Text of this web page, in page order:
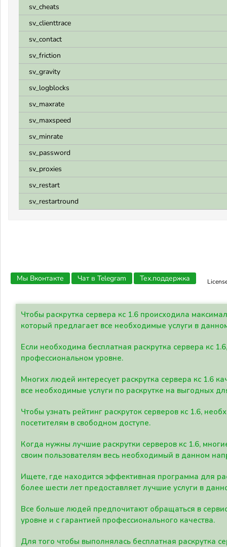
sv_cheats
sv_clienttrace
sv_contact
sv_friction
sv_gravity
sv_logblocks
sv_maxrate
sv_maxspeed
sv_minrate
sv_password
sv_proxies
sv_restart
sv_restartround
Мы Вконтакте Чат в Telegram Тех.поддержка
Чтобы раскрутка сервера кс 1.6 происходила
который предлагает все необходимые услуги в
Если необходима бесплатная раскрутка сервера кс
профессиональном уровне.
Многих людей интересует раскрутка сервера кс 1.6
все необходимые услуги по раскрутке на выгодных
Чтобы узнать рейтинг раскруток серверов кс 1.6,
посетителям в свободном доступе.
Когда нужны лучшие раскрутки серверов кс 1.6,
своим пользователям весь необходимый в данном
Ищете, где находится эффективная программа для
более шести лет предоставляет лучшие услуги в
Все больше людей предпочитают обращаться в
уровне и с гарантией профессионального качества.
Для того чтобы выполнялась бесплатная раскрутка